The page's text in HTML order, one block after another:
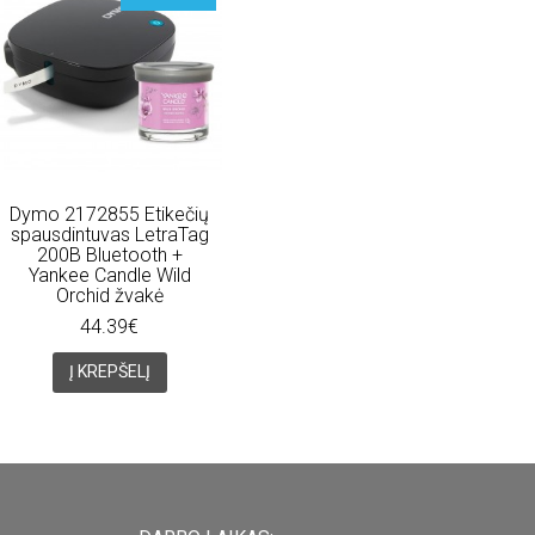
Dymo 2172855 Etikečių
spausdintuvas LetraTag
200B Bluetooth +
Yankee Candle Wild
Orchid žvakė
44.39€
Į KREPŠELĮ